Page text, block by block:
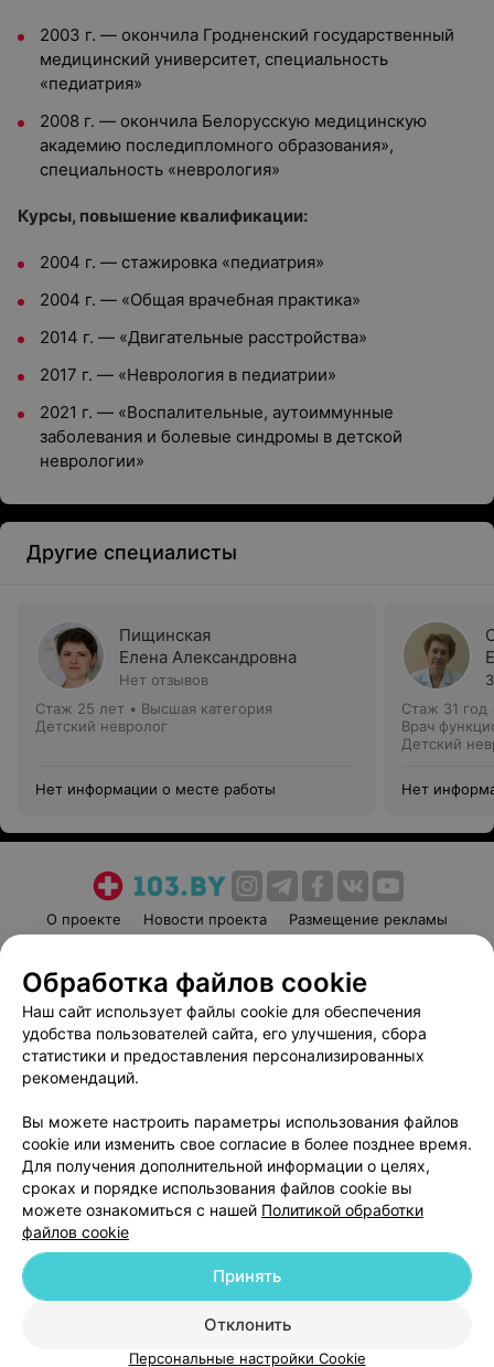
2003 г. — окончила Гродненский государственный
медицинский университет, специальность
«педиатрия»
2008 г. — окончила Белорусскую медицинскую
академию последипломного образования»,
специальность «неврология»
Курсы, повышение квалификации:
2004 г. — стажировка «педиатрия»
2004 г. — «Общая врачебная практика»
2014 г. — «Двигательные расстройства»
2017 г. — «Неврология в педиатрии»
2021 г. — «Воспалительные, аутоиммунные
заболевания и болевые синдромы в детской
неврологии»
Другие специалисты
Пищинская
Елена Александровна
Нет отзывов
Стаж 25 лет • Высшая категория
Детский невролог
Нет информации о месте работы
Стаж 31 год
Врач
Детский
Нет
О проекте Новости проекта
Размещение рекламы
Пользовательское соглашение
Способы оплаты
Вакансии
Партнеры
Написать руководителю 103.by
Обработка персональных данных
© 2026 ООО «Артокс Лаб», УНП 191700409
| 220012, Республика Беларусь,
Служба поддержки +375 291212755
Обработка файлов cookie
Наш сайт использует файлы cookie для обеспечения
удобства пользователей сайта, его улучшения, сбора
статистики и предоставления персонализированных
рекомендаций.
Вы можете настроить параметры использования файлов
cookie или изменить свое согласие в более позднее время.
Для получения дополнительной информации о целях,
сроках и порядке использования файлов cookie вы
можете ознакомиться с нашей Политикой обработки
файлов cookie
Отклонить
Принять
Персональные настройки Cookie